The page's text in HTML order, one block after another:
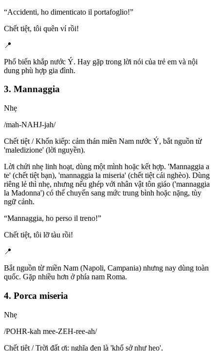
“Accidenti, ho dimenticato il portafoglio!”
Chết tiệt, tôi quên ví rồi!
📍
Phổ biến khắp nước Ý. Hay gặp trong lời nói của trẻ em và nội
dung phù hợp gia đình.
3. Mannaggia
Nhẹ
/mah-NAHJ-jah/
Chết tiệt / Khốn kiếp: cảm thán miền Nam nước Ý, bắt nguồn từ
'maledizione' (lời nguyền).
Lời chửi nhẹ linh hoạt, dùng một mình hoặc kết hợp. 'Mannaggia a
te' (chết tiệt bạn), 'mannaggia la miseria' (chết tiệt cái nghèo). Dùng
riêng lẻ thì nhẹ, nhưng nếu ghép với nhân vật tôn giáo ('mannaggia
la Madonna') có thể chuyển sang mức trung bình hoặc nặng, tùy
ngữ cảnh.
“Mannaggia, ho perso il treno!”
Chết tiệt, tôi lỡ tàu rồi!
📍
Bắt nguồn từ miền Nam (Napoli, Campania) nhưng nay dùng toàn
quốc. Gặp nhiều hơn ở phía nam Roma.
4. Porca miseria
Nhẹ
/POHR-kah mee-ZEH-ree-ah/
Chết tiệt / Trời đất ơi: nghĩa đen là 'khổ sở như heo'.